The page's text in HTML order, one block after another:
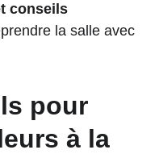
conseils
la salle avec
pour
à la